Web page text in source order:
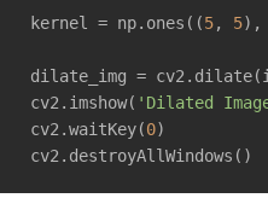
kernel = np.ones((5, 5),
dilate_img =
cv2.imshow( 'Dilated
cv2.waitKey(0)